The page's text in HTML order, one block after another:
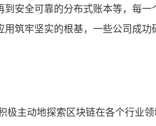
安全可靠的分布式账本等，每
筑牢坚实的根基，一些公司成
极主动地探索区块链在各个行业